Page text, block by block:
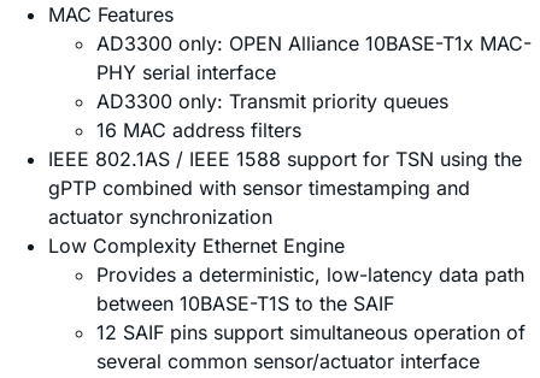
MAC Features
AD3300 only: OPEN Alliance 10BASE-T1x MAC-
PHY serial interface
AD3300 only: Transmit priority queues
16 MAC address filters
IEEE 802.1AS / IEEE 1588 support for TSN using the
gPTP combined with sensor timestamping and
actuator synchronization
Low Complexity Ethernet Engine
Provides a deterministic, low-latency data path
between 10BASE-T1S to the SAIF
12 SAIF pins support simultaneous operation of
several common sensor/actuator interface